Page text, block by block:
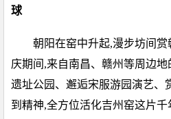
球
朝阳在窑中升起,漫步坊间
庆期间,来自南昌、赣州等周边
遗址公园、邂逅宋服游园演艺、
到精神,全方位活化吉州窑这片